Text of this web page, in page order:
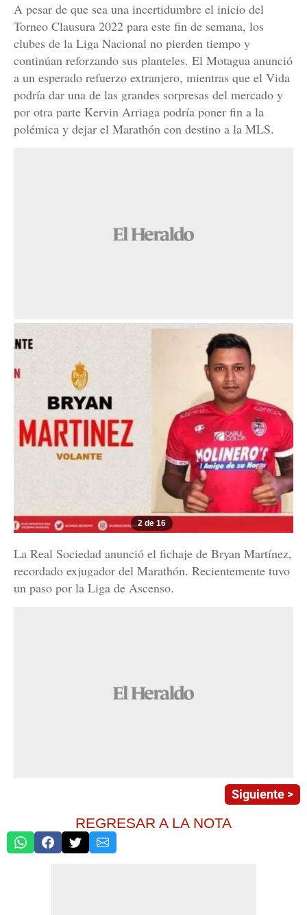
A pesar de que sea una incertidumbre el inicio del
Torneo Clausura 2022 para este fin de semana, los
clubes de la Liga Nacional no pierden tiempo y
continúan reforzando sus planteles. El Motagua anunció
a un esperado refuerzo extranjero, mientras que el Vida
podría dar una de las grandes sorpresas del mercado y
por otra parte Kervin Arriaga podría poner fin a la
polémica y dejar el Marathón con destino a la MLS.
2 de 16
La Real Sociedad anunció el fichaje de Bryan Martínez,
recordado exjugador del Marathón. Recientemente tuvo
un paso por la Liga de Ascenso.
Siguiente >
REGRESAR A LA NOTA